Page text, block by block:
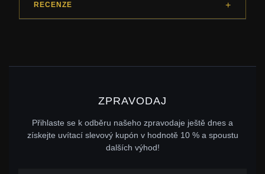
RECENZE
ZPRAVODAJ
Přihlaste se k odběru našeho zpravodaje ještě dnes a
získejte uvítací slevový kupón v hodnotě 10 % a spoustu
dalších výhod!